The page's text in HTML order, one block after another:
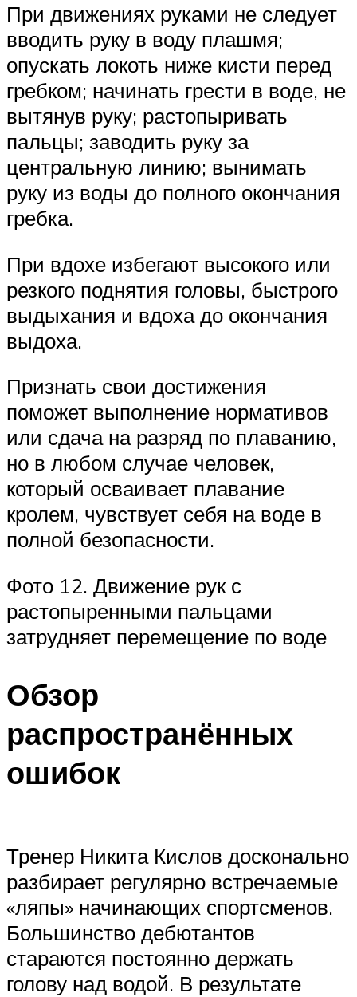
При движениях руками не следует
вводить руку в воду плашмя;
опускать локоть ниже кисти перед
гребком; начинать грести в воде, не
вытянув руку; растопыривать
пальцы; заводить руку за
центральную линию; вынимать
руку из воды до полного окончания
гребка.
При вдохе избегают высокого или
резкого поднятия головы, быстрого
выдыхания и вдоха до окончания
выдоха.
Признать свои достижения
поможет выполнение нормативов
или сдача на разряд по плаванию,
но в любом случае человек,
который осваивает плавание
кролем, чувствует себя на воде в
полной безопасности.
Фото 12. Движение рук с
растопыренными пальцами
затрудняет перемещение по воде
Обзор
распространённых
ошибок
Тренер Никита Кислов досконально
разбирает регулярно встречаемые
«ляпы» начинающих спортсменов.
Большинство дебютантов
стараются постоянно держать
голову над водой. В результате